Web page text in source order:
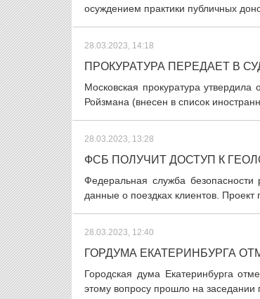
осуждением практики публичных
28.03.2023, 14:18
ПРОКУРАТУРА ПЕРЕДАЕТ В
Московская прокуратура утвердила
Ройзмана (внесен в список
28.03.2023, 13:28
ФСБ ПОЛУЧИТ ДОСТУП К
Федеральная служба безопасности
данные о поездках клиентов. Проект
28.03.2023, 12:40
ГОРДУМА ЕКАТЕРИНБУРГА
Городская дума Екатеринбурга
этому вопросу прошло на заседании